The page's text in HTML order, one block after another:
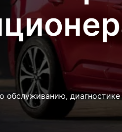
обслуживанию,